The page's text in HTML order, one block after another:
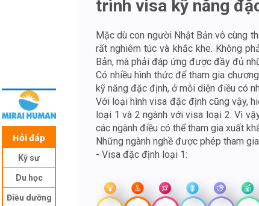
Hỏi đáp
Kỹ sư
Du học
Điều dưỡng
trình visa kỹ năng
Mặc dù con người Nhật Bản vô cùng
rất nghiêm túc và khắc khe. Không
Bản, mà phải đáp ứng được đầy đủ
Có nhiều hình thức để tham gia
kỹ năng đặc định, ở mỗi diện điều có
Với loại hình visa đặc định cũng vậy,
loại 1 và 2 ngành với visa loại 2. Vì
các ngành điều có thể tham gia xuất
Những ngành nghề được phép tham
- Visa đặc định loại 1: